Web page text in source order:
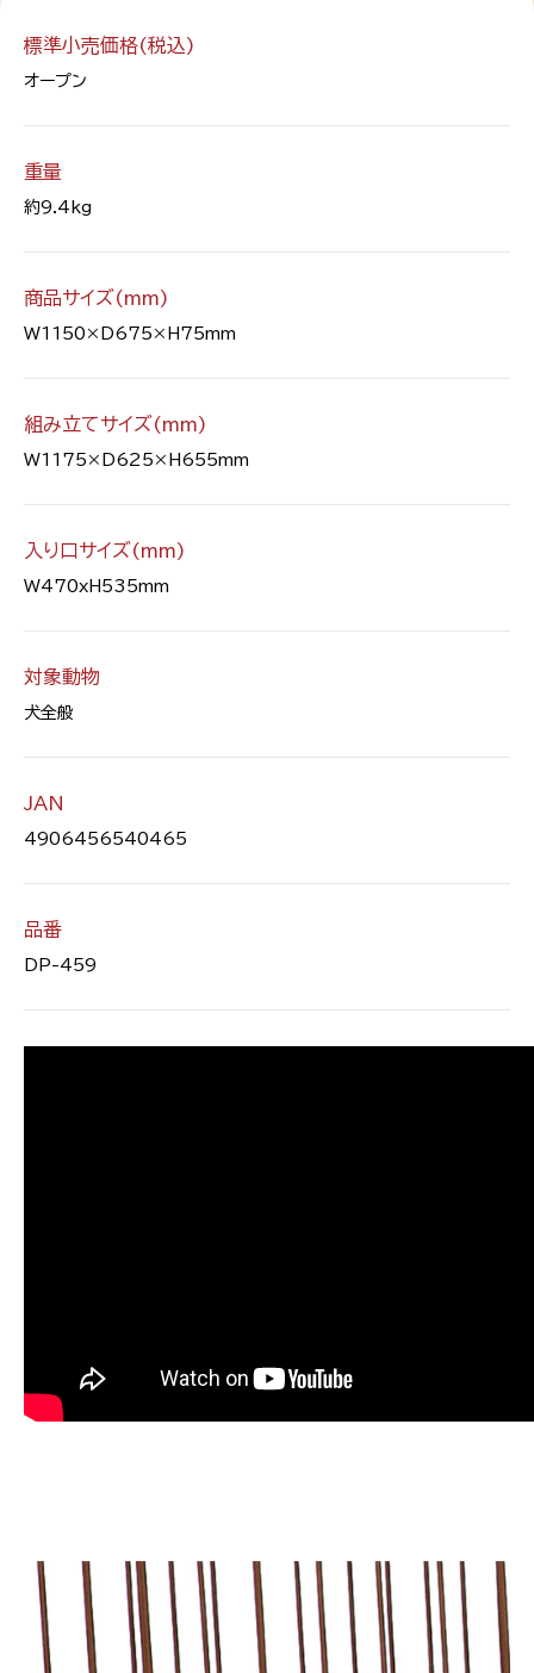
標準小売価格(税込)
オープン
重量
約9.4kg
商品サイズ(mm)
W1150×D675×H75mm
組み立てサイズ(mm)
W1175×D625×H655mm
入り口サイズ(mm)
W470xH535mm
対象動物
犬全般
JAN
4906456540465
品番
DP-459